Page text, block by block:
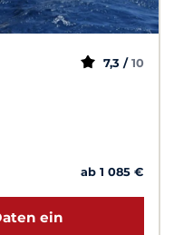
7,3 / 10
ab 1 085 €
ein